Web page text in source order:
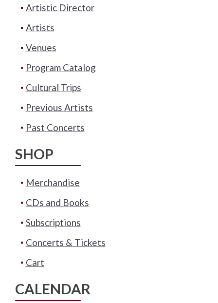
Artistic Director
Artists
Venues
Program Catalog
Cultural Trips
Previous Artists
Past Concerts
SHOP
Merchandise
CDs and Books
Subscriptions
Concerts & Tickets
Cart
CALENDAR